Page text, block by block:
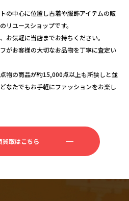
の中心に位置し古着や服飾アイテムの販
リユースショップです。
お気軽に当店までお持ちください。
がお客様の大切なお品物を丁寧に査定い
物の商品が約15,000点以上も所狭しと並
なたでもお手軽にファッションをお楽し
買取はこちら